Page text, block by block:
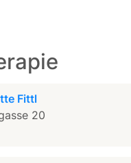
Fittl
20